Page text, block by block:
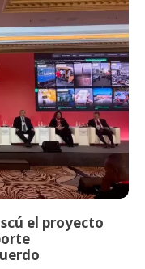
el proyecto